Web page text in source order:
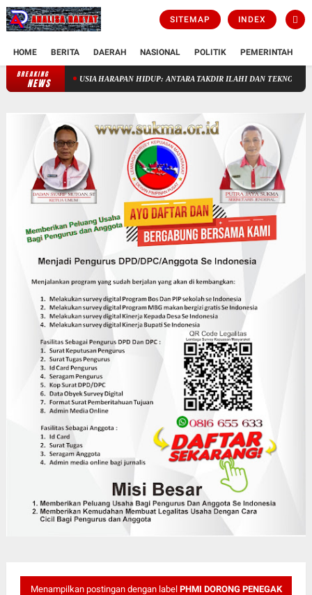
SITEMAP INDEX
HOME BERITA DAERAH NASIONAL POLITIK PEMERINTAH
BREAKING
NEWS TUHAN TAK PERLU DICARI, TAK PERLU DIDEKATI USIA
Menampilkan postingan dengan label PHMI DORONG PENEGAK